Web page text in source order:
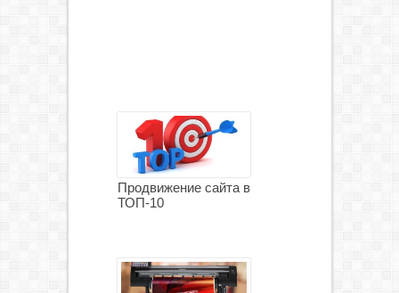
Продвижение сайта в
ТОП-10